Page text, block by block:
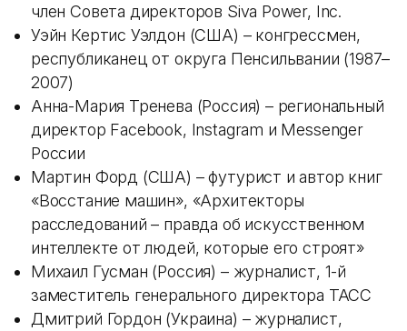
член Совета директоров Siva Power, Inc.
Уэйн Кертис Уэлдон (США) – конгрессмен,
республиканец от округа Пенсильвании (1987–
2007)
Анна-Мария Тренева (Россия) – региональный
директор Facebook, Instagram и Messenger
России
Мартин Форд (США) – футурист и автор книг
«Восстание машин», «Архитекторы
расследований – правда об искусственном
интеллекте от людей, которые его строят»
Михаил Гусман (Россия) – журналист, 1-й
заместитель генерального директора ТАСС
Дмитрий Гордон (Украина) – журналист,